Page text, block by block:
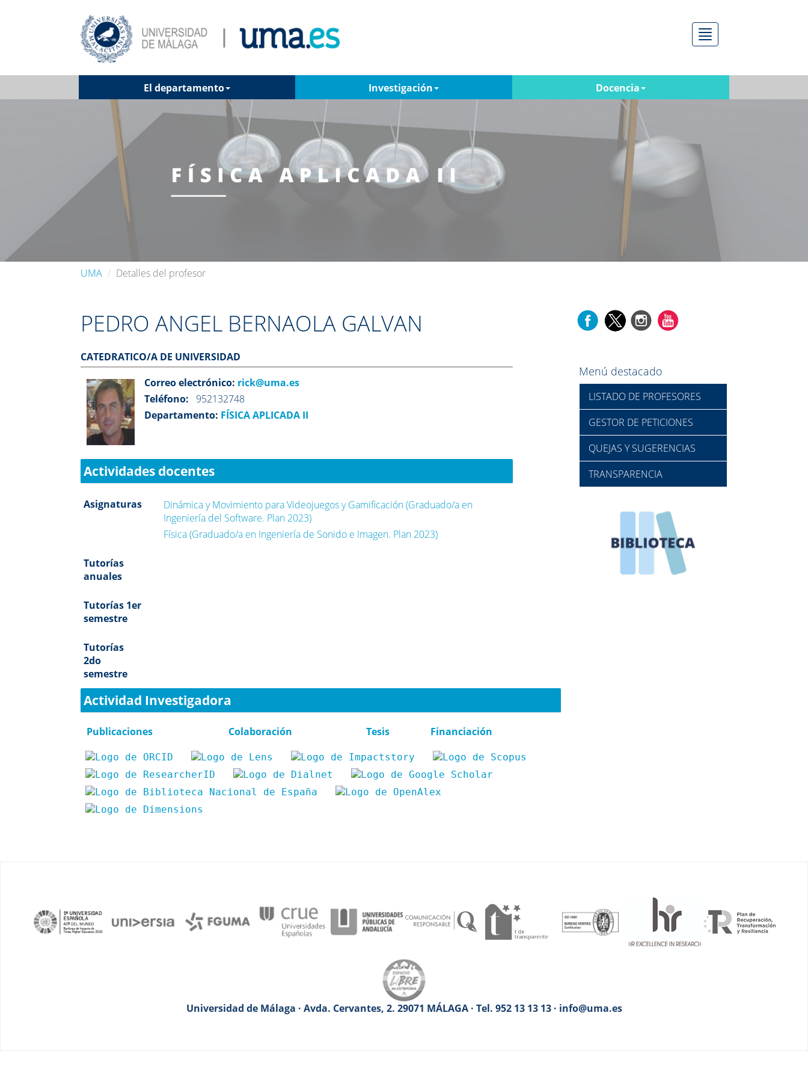
Menú
El departamento Investigación Docencia
UMA Detalles del profesor
PEDRO ANGEL BERNAOLA GALVAN
CATEDRATICO/A DE UNIVERSIDAD
Correo electrónico: rick@uma.es
Teléfono: 952132748
Departamento: FÍSICA APLICADA II
Actividades docentes
Asignaturas
Dinámica y Movimiento para Videojuegos y Gamificación (Graduado/a en
Ingeniería del Software. Plan 2023)
Física (Graduado/a en Ingeniería de Sonido e Imagen. Plan 2023)
Tutorías
anuales
Tutorías 1er
semestre
Tutorías
2do
semestre
Actividad Investigadora
Publicaciones Colaboración Tesis Financiación
Menú destacado
LISTADO DE PROFESORES
GESTOR DE PETICIONES
QUEJAS Y SUGERENCIAS
TRANSPARENCIA
Universidad de Málaga · Avda. Cervantes, 2. 29071 MÁLAGA · Tel. 952 13 13 13 · info@uma.es